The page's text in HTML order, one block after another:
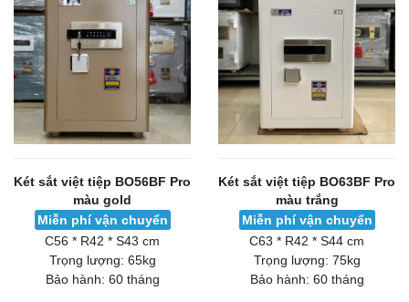
Két sắt việt tiệp BO56BF Pro
màu gold
Miễn phí vận chuyển
C56 * R42 * S43 cm
Trọng lượng: 65kg
Bảo hành: 60 tháng
Két sắt việt tiệp BO63BF Pro
màu trắng
Miễn phí vận chuyển
C63 * R42 * S44 cm
Trọng lượng: 75kg
Bảo hành: 60 tháng